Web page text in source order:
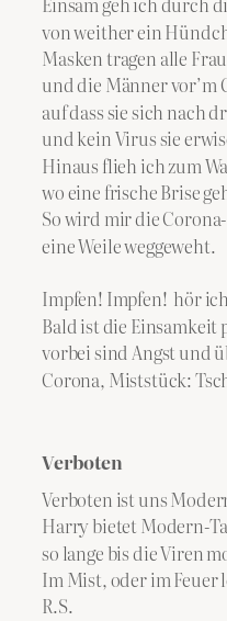
von weither ein
Masken tragen alle
und die Männer vor’m
auf dass sie sich nach
und kein Virus sie
Hinaus flieh ich zum
wo eine frische Brise
So wird mir die
eine Weile weggeweht.
Impfen! Impfen! hör
Bald ist die Einsamkeit
vorbei sind Angst und
Corona, Miststück:
Verboten
Verboten ist uns
Harry bietet Modern-
so lange bis die Viren
Im Mist, oder im Feuer
R.S.